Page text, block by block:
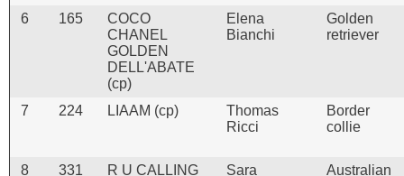
6 165
COCO
CHANEL
GOLDEN
DELL'ABATE
(cp)
Elena
Bianchi
Golden
retriever
7 224 LIAAM (cp)
Thomas
Ricci
Border
collie
8 331
R U CALLING
Sara
Australian